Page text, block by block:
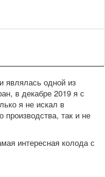
являлась одной из
в декабре 2019 я с
я не искал в
производства, так и не
интересная колода с